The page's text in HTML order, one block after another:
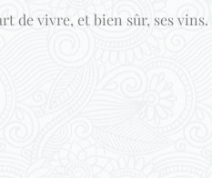
de vivre, et bien sûr, ses vins.